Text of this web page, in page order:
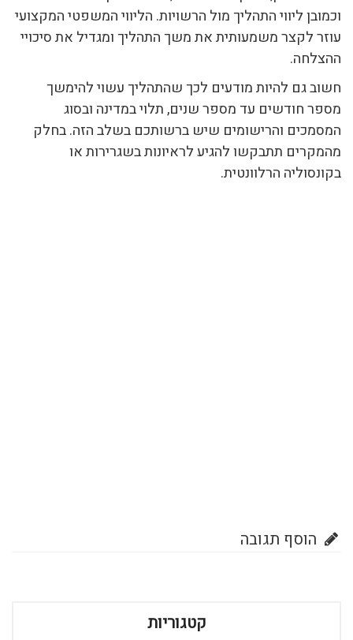
וכמובן ליווי התהליך מול הרשויות. הליווי המשפטי המקצועי
עוזר לקצר משמעותית את משך התהליך ומגדיל את סיכויי
ההצלחה.
חשוב גם להיות מודעים לכך שהתהליך עשוי להימשך
מספר חודשים עד מספר שנים, תלוי במדינה ובסוג
המסמכים והרישומים שיש ברשותכם בשלב הזה. בחלק
מהמקרים תתבקשו להגיע לראיונות בשגרירות או
בקונסוליה הרלוונטית.
הוסף תגובה
קטגוריות